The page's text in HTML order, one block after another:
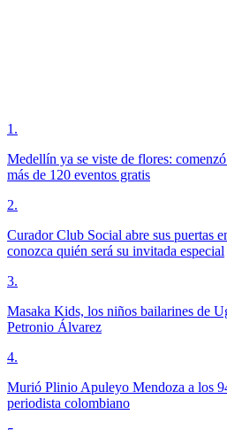
1 .
Medellín ya se viste de flores:
más de 120 eventos gratis
2.
Curador Club Social abre sus puertas
conozca quién será su invitada especial
3.
Masaka Kids, los niños bailarines de
Petronio Álvarez
4.
Murió Plinio Apuleyo Mendoza a los
periodista colombiano